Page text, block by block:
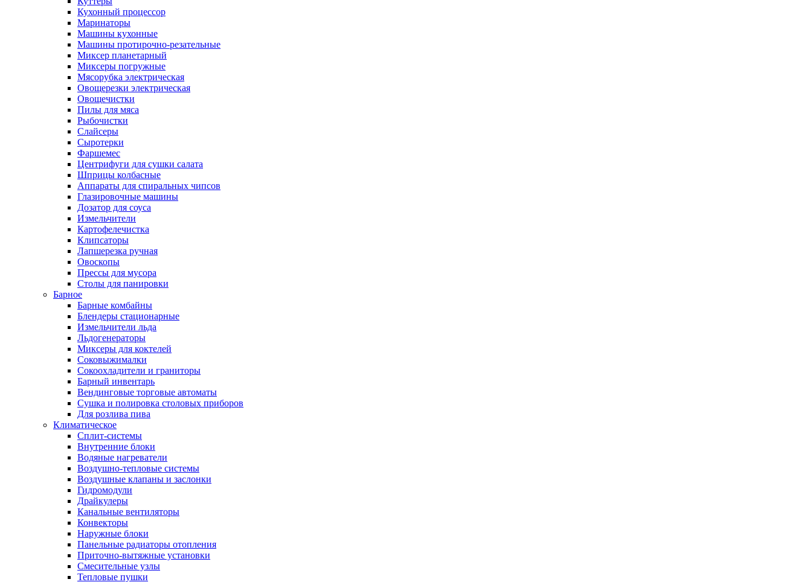
Кухонный процессор
Маринаторы
Машины кухонные
Машины протирочно-резательные
Миксер планетарный
Миксеры погружные
Мясорубка электрическая
Овощерезки электрическая
Овощечистки
Пилы для мяса
Рыбочистки
Слайсеры
Сыротерки
Фаршемес
Центрифуги для сушки салата
Шприцы колбасные
Аппараты для спиральных чипсов
Глазировочные машины
Дозатор для соуса
Измельчители
Картофелечистка
Клипсаторы
Лапшерезка ручная
Овоскопы
Прессы для мусора
Столы для панировки
Барное
Барные комбайны
Блендеры стационарные
Измельчители льда
Льдогенераторы
Миксеры для коктелей
Соковыжималки
Сокоохладители и граниторы
Барный инвентарь
Вендинговые торговые автоматы
Сушка и полировка столовых приборов
Для розлива пива
Климатическое
Сплит-системы
Внутренние блоки
Водяные нагреватели
Воздушно-тепловые системы
Воздушные клапаны и заслонки
Гидромодули
Драйкулеры
Канальные вентиляторы
Конвекторы
Наружные блоки
Панельные радиаторы отопления
Приточно-вытяжные установки
Смесительные узлы
Тепловые пушки